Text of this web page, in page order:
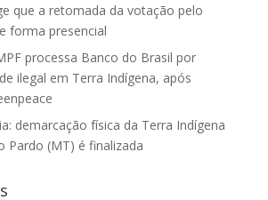
que a retomada da votação pelo
forma presencial
processa Banco do Brasil por
ilegal em Terra Indígena, após
demarcação física da Terra Indígena
Pardo (MT) é finalizada